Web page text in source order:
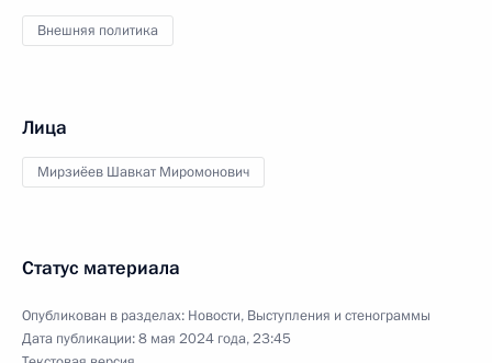
Внешняя политика
Лица
Мирзиёев Шавкат Миромонович
Статус материала
Опубликован в разделах: Новости, Выступления и стенограммы
Дата публикации:8 мая 2024 года, 23:45